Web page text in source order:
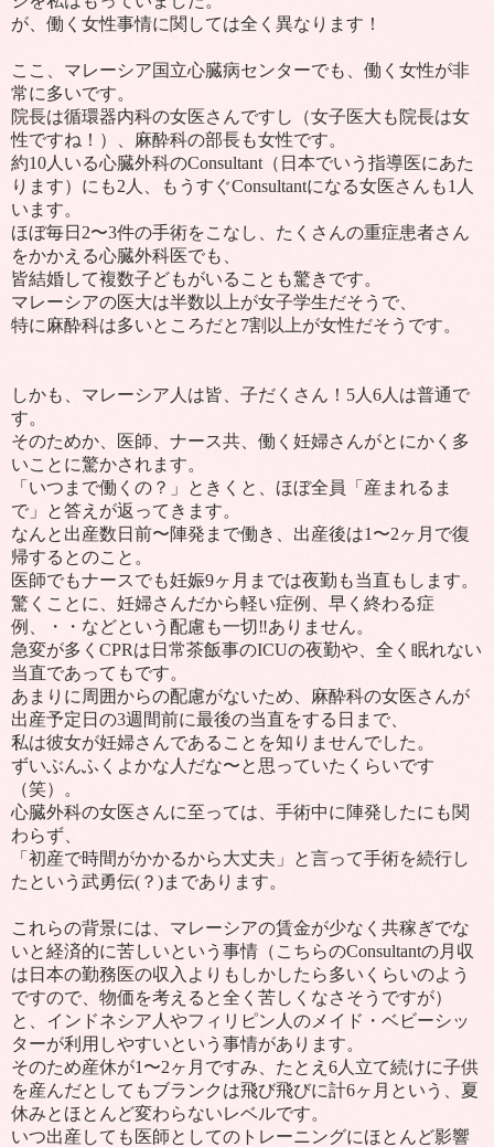
が、働く女性事情に関しては全く異なります！
ここ、マレーシア国立心臓病センターでも、働く女性が非
常に多いです。
院長は循環器内科の女医さんですし（女子医大も院長は女
性ですね！）、麻酔科の部長も女性です。
約10 人いる心臓外科のConsultant （日本でいう指導医にあた
ります）にも2 人、もうすぐConsultantになる女医さんも1 人
います。
ほぼ毎日 2〜3件の手術をこなし、たくさんの重症患者さん
をかかえる心臓外科医でも、
皆結婚して複数子どもがいることも驚きです。
マレーシアの医大は半数以上が女子学生だそうで、
特に麻酔科は多いところだと 7割以上が女性だそうです。
しかも、マレーシア人は皆、子だくさん！ 5 人 6 人は普通で
す。
そのためか、医師、ナース共、働く妊婦さんがとにかく多
いことに驚かされます。
「いつまで働くの？」ときくと、ほぼ全員「産まれるま
で」と答えが返ってきます。
なんと出産数日前〜陣発まで働き、出産後は1 〜2ヶ月で復
帰するとのこと。
医師でもナースでも妊娠9ヶ月までは夜勤も当直もします。
驚くことに、妊婦さんだから軽い症例、早く終わる症
例、・・などという配慮も一切‼ありません。
急変が多く CPRは日常茶飯事のICUの夜勤や、全く眠れない
当直であってもです。
あまりに周囲からの配慮がないため、麻酔科の女医さんが
出産予定日の3週間前に最後の当直をする日まで、
私は彼女が妊婦さんであることを知りませんでした。
ずいぶんふくよかな人だな〜と思っていたくらいです
（笑）。
心臓外科の女医さんに至っては、手術中に陣発したにも関
わらず、
「初産で時間がかかるから大丈夫」と言って手術を続行し
たという武勇伝( ？ )まであります。
これらの背景には、マレーシアの賃金が少なく共稼ぎでな
いと経済的に苦しいという事情（こちらのConsultantの月収
は日本の勤務医の収入よりもしかしたら多いくらいのよう
ですので、物価を考えると全く苦しくなさそうですが）
と、インドネシア人やフィリピン人のメイド・ベビーシッ
ターが利用しやすいという事情があります。
そのため産休が1 〜2ヶ月ですみ、たとえ 6 人立て続けに子供
を産んだとしてもブランクは飛び飛びに計6ヶ月という、夏
休みとほとんど変わらないレベルです。
いつ出産しても医師としてのトレーニングにほとんど影響